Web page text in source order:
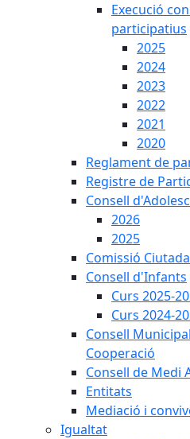
Execució
participatius
2025
2024
2023
2022
2021
2020
Reglament de
Registre de
Consell
2026
2025
Comissió
Consell d'Infants
Curs 2025-
Curs 2024-
Consell
Cooperació
Consell de Medi
Entitats
Mediació i
Igualtat